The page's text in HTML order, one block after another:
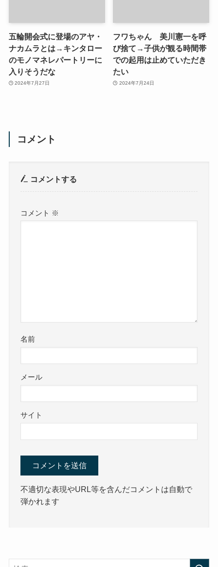
五輪開会式に登場のアヤ・
ナカムラとは→キンタロー
のモノマネレパートリーに
入りそうだな
2024年7月27日
フワちゃん 美川憲一を呼
び捨て→子供が観る時間帯
での起用は止めていただき
たい
2024年7月24日
コメント
コメントする
コメント ※
名前
メール
サイト
不適切な表現やURL等を含んだコメントは自動で
弾かれます